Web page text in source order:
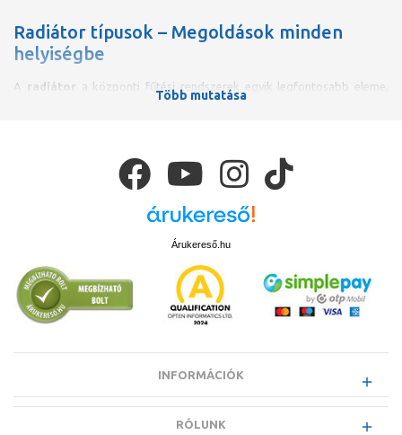
Radiátor típusok – Megoldások minden
helyiségbe
A radiátor a központi fűtési rendszerek egyik legfontosabb eleme,
amelynek kiválasztása során nemcsak a hőleadás hatékonyságát,
választás még az
alumínium tagos radiátor
tagosíthatóságának köszönhetően szűkebb helyekre is könnyen
praktikus, hanem stílusos megoldás is egyben, hiszen a fűtés mellett a
öntöttvas tagos radiátorok helyettesítésére pedig kiváló választást
kínálnak a modern tagos radiátorok, melyek korszerű megoldást
nyújtanak a hagyományos megjelenés megtartása mellett.
Több mutatása
Árukereső.hu
INFORMÁCIÓK
RÓLUNK